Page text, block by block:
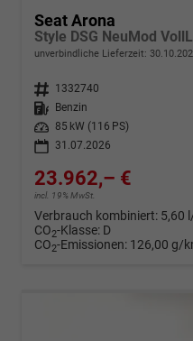
Seat Arona
Style DSG NeuMod
unverbindliche Lieferzeit:
Fahrzeugnr. 1332740
Kraftstoff
Benzin
Leistung
85 kW (116 PS)
31.07.2026
23.962,– €
incl. 19% MwSt.
Verbrauch kombiniert: 5,60
CO2-Klasse: D
CO2-Emissionen: 126,00 g/